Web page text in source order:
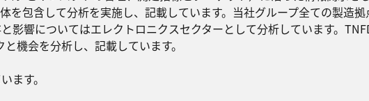
を包含して分析を実施し、記載しています。当社グループ全ての製造拠
影響についてはエレクトロニクスセクターとして分析しています。
機会を分析し、記載しています。
ます。